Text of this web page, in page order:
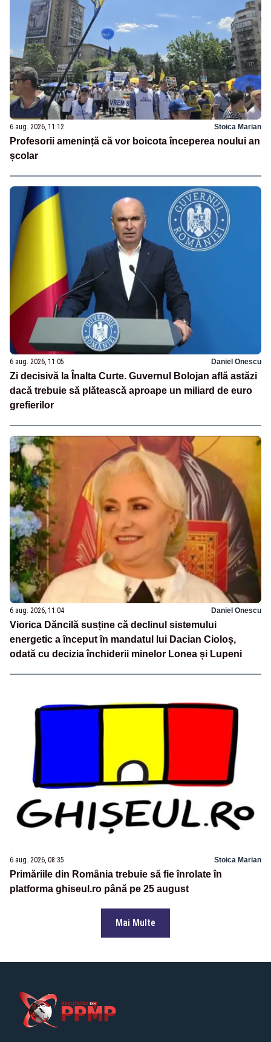
6 aug. 2026, 11:12 Stoica Marian
Profesorii amenință că vor boicota începerea noului an
școlar
6 aug. 2026, 11:05 Daniel Onescu
Zi decisivă la Înalta Curte. Guvernul Bolojan află astăzi
dacă trebuie să plătească aproape un miliard de euro
grefierilor
6 aug. 2026, 11:04 Daniel Onescu
Viorica Dăncilă susține că declinul sistemului
energetic a început în mandatul lui Dacian Cioloș,
odată cu decizia închiderii minelor Lonea și Lupeni
6 aug. 2026, 08:35 Stoica Marian
Primăriile din România trebuie să fie înrolate în
platforma ghiseul.ro până pe 25 august
Mai Multe